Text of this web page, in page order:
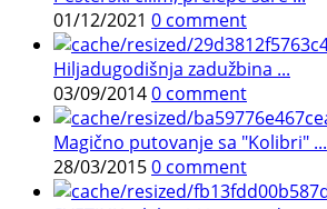
01/12/2021 0 comment
Hiljadugodišnja zadužbina ...
03/09/20140 comment
Magično putovanje sa "Kolibri" ...
28/03/20150 comment